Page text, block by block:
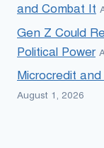
and Combat It
Gen Z Could
Political Power
Microcredit
August 1, 2026